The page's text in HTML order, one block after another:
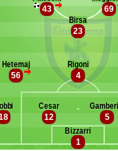
des remplaçants
1
Bizzarri
5
12
Cesar
4
Rigoni
>
56
Hetemaj
23
Birsa
69
>
43